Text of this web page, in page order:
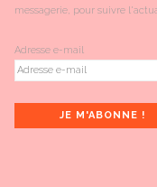
messagerie, pour suivre
Adresse e-mail